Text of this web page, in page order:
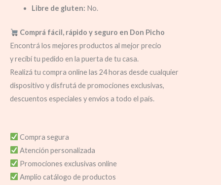
Libre de gluten: No.
Comprá fácil, rápido y seguro en Don Picho
Encontrá los mejores productos al mejor precio
y recibí tu pedido en la puerta de tu casa.
Realizá tu compra online las 24 horas desde cualquier
dispositivo y disfrutá de promociones exclusivas,
descuentos especiales y envíos a todo el país.
Compra segura
Atención personalizada
Promociones exclusivas online
Amplio catálogo de productos